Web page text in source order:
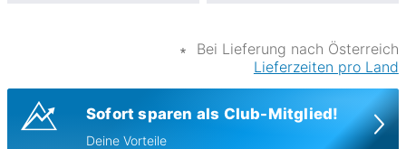
∗
Bei Lieferung nach Österreich
Lieferzeiten pro Land
Sofort sparen als Club-Mitglied!
Deine Vorteile